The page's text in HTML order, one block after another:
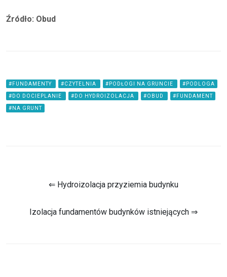
Źródło: Obud
#FUNDAMENTY #CZYTELNIA #PODŁOGI NA GRUNCIE #PODLOGA
#DO DOCIEPLANIE #DO HYDROIZOLACJA #OBUD #FUNDAMENT
#NA GRUNT
⇐ Hydroizolacja przyziemia budynku
Izolacja fundamentów budynków istniejących ⇒